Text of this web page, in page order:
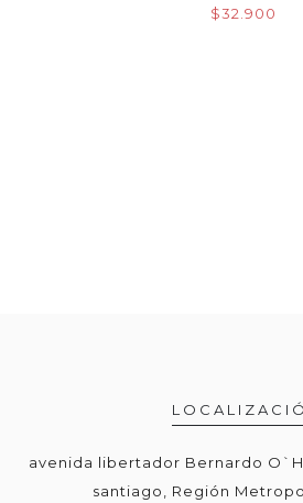
$32.900
avenida libertador Bernardo
santiago, Región